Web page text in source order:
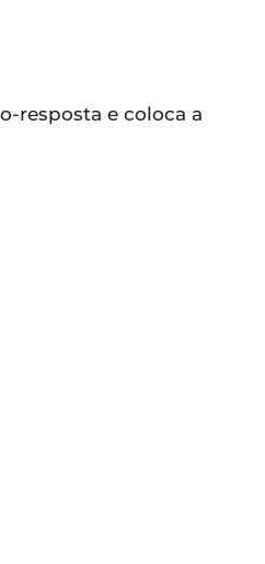
resposta e coloca a